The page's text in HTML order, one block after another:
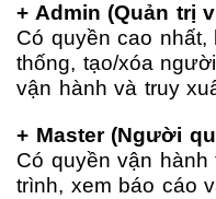
+ Admin (Quản trị
Có quyền cao
thống, tạo/xóa
vận hành và truy
+ Master (Người
Có quyền vận
trình, xem báo cáo